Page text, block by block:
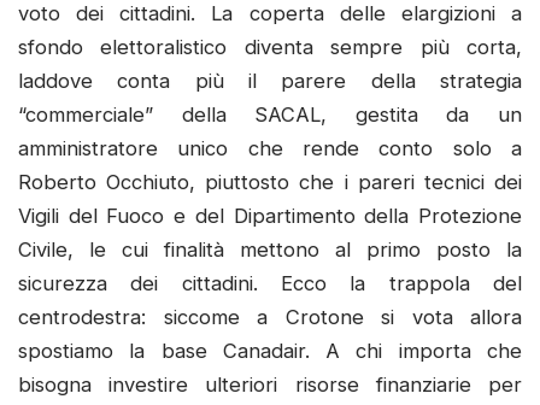
voto dei cittadini. La coperta delle elargizioni a
sfondo elettoralistico diventa sempre più corta,
laddove conta più il parere della strategia
“commerciale” della SACAL, gestita da un
amministratore unico che rende conto solo a
Roberto Occhiuto, piuttosto che i pareri tecnici dei
Vigili del Fuoco e del Dipartimento della Protezione
Civile, le cui finalità mettono al primo posto la
sicurezza dei cittadini. Ecco la trappola del
centrodestra: siccome a Crotone si vota allora
spostiamo la base Canadair. A chi importa che
bisogna investire ulteriori risorse finanziarie per